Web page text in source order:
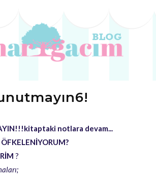
notlara devam...
?